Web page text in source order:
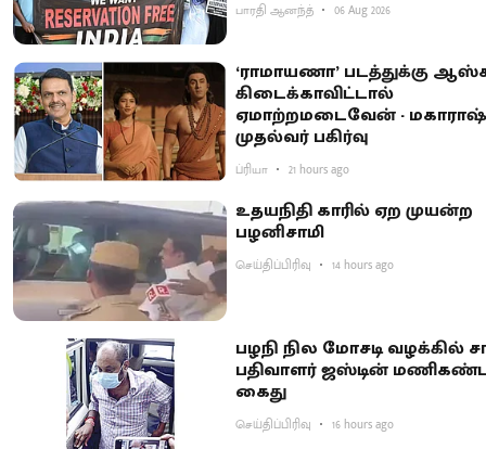
பாரதி ஆனந்த் 06 Aug 2026
‘ராமாயணா’ படத்துக்கு
கிடைக்காவிட்டால்
ஏமாற்றமடைவேன் -
முதல்வர் பகிர்வு
ப்ரியா 21 hours ago
உதயநிதி காரில் ஏற முயன்ற
பழனிசாமி
செய்திப்பிரிவு 14 hours ago
பழநி நில மோசடி வழக்கில்
பதிவாளர் ஜஸ்டின்
கைது
செய்திப்பிரிவு 16 hours ago